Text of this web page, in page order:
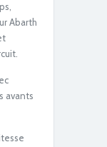
Abarth
avants